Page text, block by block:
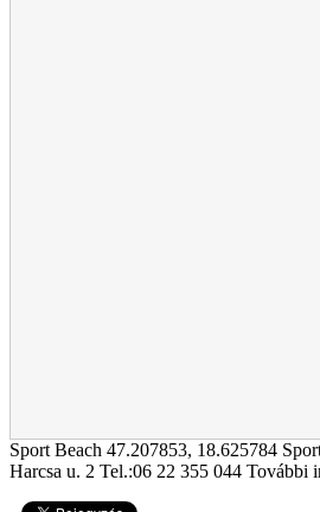
Sport Beach 47.207853, 18.625784
Harcsa u. 2 Tel.:06 22 355 044 További